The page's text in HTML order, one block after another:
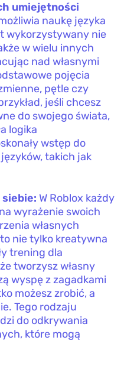
umiejętności
naukę języka
wykorzystywany nie
w wielu innych
nad własnymi
pojęcia
pętle czy
jeśli chcesz
do swojego świata,
logika
wstęp do
takich jak
W Roblox każdy
wyrażenie swoich
własnych
nie tylko kreatywna
trening dla
tworzysz własny
wyspę z zagadkami
możesz zrobić, a
Tego rodzaju
do odkrywania
które mogą